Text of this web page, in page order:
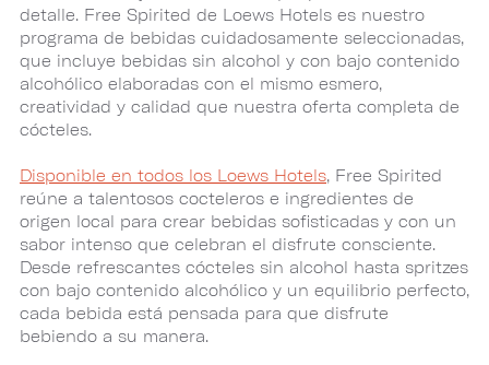
detalle. Free Spirited de Loews Hotels es nuestro
programa de bebidas cuidadosamente seleccionadas,
que incluye bebidas sin alcohol y con bajo contenido
alcohólico elaboradas con el mismo esmero,
creatividad y calidad que nuestra oferta completa de
cócteles.
Disponible en todos los Loews Hotels, Free Spirited
reúne a talentosos cocteleros e ingredientes de
origen local para crear bebidas sofisticadas y con un
sabor intenso que celebran el disfrute consciente.
Desde refrescantes cócteles sin alcohol hasta spritzes
con bajo contenido alcohólico y un equilibrio perfecto,
cada bebida está pensada para que disfrute
bebiendo a su manera.